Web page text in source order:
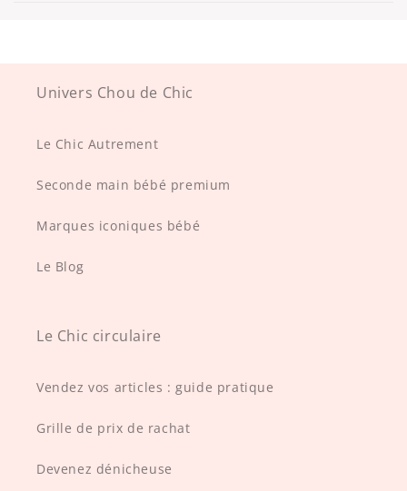
Univers Chou de Chic
Le Chic Autrement
Seconde main bébé premium
Marques iconiques bébé
Le Blog
Le Chic circulaire
Vendez vos articles : guide pratique
Grille de prix de rachat
Devenez dénicheuse